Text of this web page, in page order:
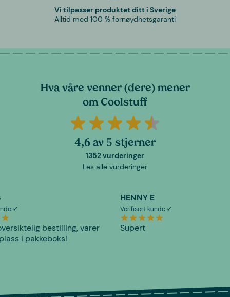
Vi tilpasser produktet ditt i Sverige
Alltid med 100 % fornøydhetsgaranti
Hva våre venner (dere) mener
om Coolstuff
4,6 av 5 stjerner
1352 vurderinger
Les alle vurderinger
bestilling, varer
i pakkeboks!
HENNY E
Verifisert kunde
Supert